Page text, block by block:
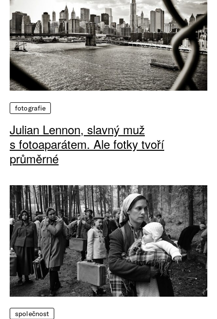
fotografie
Julian Lennon, slavný muž
s fotoaparátem. Ale fotky tvoří
průměrné
společnost